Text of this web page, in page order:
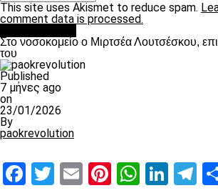
This site uses Akismet to reduce spam.
comment data is processed.
Στο νοσοκομείο ο Μιρτσέα Λουτσέσκου,
του
Published
7 μήνες ago
on
23/01/2026
By
paokrevolution
Facebook
Twitter
EmailPinterest